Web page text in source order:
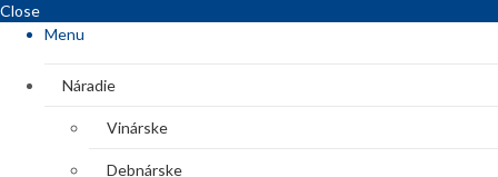
Close
Menu
Náradie
Vinárske
Debnárske